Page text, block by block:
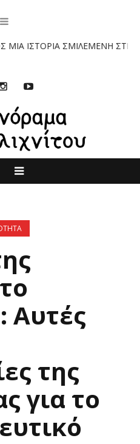
ΣΜΙΛΕΜΕΝΗ ΣΤΗΝ
Αυτές
της
για το